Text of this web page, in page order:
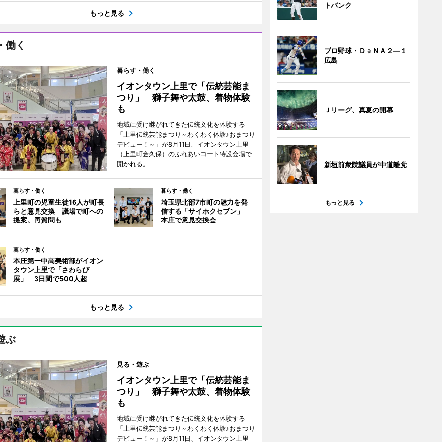
もっと見る
働く
暮らす・働く
イオンタウン上里で「伝統芸能ま
つり」 獅子舞や太鼓、着物体験
も
地域に受け継がれてきた伝統文化を体験する
「上里伝統芸能まつり～わくわく体験♪おまつり
デビュー！～」が8月11日、イオンタウン上里
（上里町金久保）のふれあいコート特設会場で
開かれる。
暮らす・働く
上里町の児童生徒16人が町長
らと意見交換 議場で町への
提案、再質問も
暮らす・働く
埼玉県北部7市町の魅力を発
信する「サイホクセブン」
本庄で意見交換会
暮らす・働く
本庄第一中高美術部がイオン
タウン上里で「さわらび
展」 3日間で500人超
もっと見る
ぶ
見る・遊ぶ
イオンタウン上里で「伝統芸能ま
つり」 獅子舞や太鼓、着物体験
も
地域に受け継がれてきた伝統文化を体験する
「上里伝統芸能まつり～わくわく体験♪おまつり
デビュー！～」が8月11日、イオンタウン上里
トバンク
プロ野球・ＤｅＮＡ２―１
広島
Ｊリーグ、真夏の開幕
新垣前衆院議員が中道離党
もっと見る